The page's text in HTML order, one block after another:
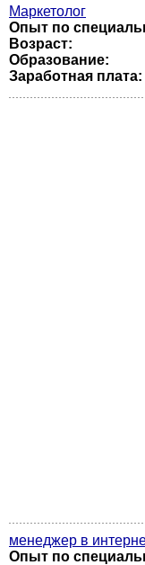
Маркетолог
Опыт по
Возраст:
Образование:
Заработная плата:
менеджер в
Опыт по